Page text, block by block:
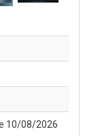
10/08/2026